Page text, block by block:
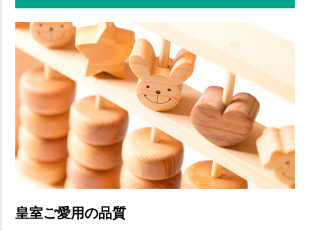
皇室ご愛用の品質